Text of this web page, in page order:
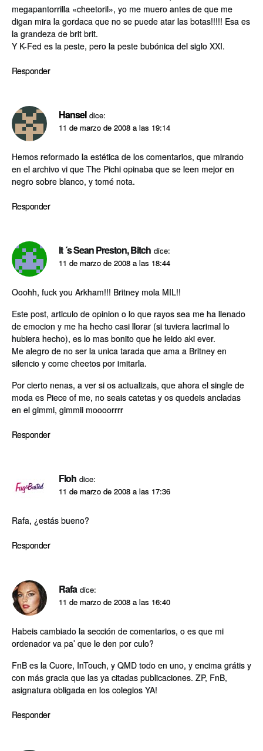
megapantorrilla «cheetoril», yo me muero antes de que me
digan mira la gordaca que no se puede atar las botas!!!!! Esa es
la grandeza de brit brit.
Y K-Fed es la peste, pero la peste bubónica del siglo XXI.
Responder
Hansel dice:
11 de marzo de 2008 a las 19:14
Hemos reformado la estética de los comentarios, que mirando
en el archivo vi que The Pichi opinaba que se leen mejor en
negro sobre blanco, y tomé nota.
Responder
It ´s Sean Preston, Bitch dice:
11 de marzo de 2008 a las 18:44
Ooohh, fuck you Arkham!!! Britney mola MIL!!
Este post, articulo de opinion o lo que rayos sea me ha llenado
de emocion y me ha hecho casi llorar (si tuviera lacrimal lo
hubiera hecho), es lo mas bonito que he leido aki ever.
Me alegro de no ser la unica tarada que ama a Britney en
silencio y come cheetos por imitarla.
Por cierto nenas, a ver si os actualizais, que ahora el single de
moda es Piece of me, no seais catetas y os quedeis ancladas
en el gimmi, gimmii moooorrrr
Responder
Floh dice:
11 de marzo de 2008 a las 17:36
Rafa, ¿estás bueno?
Responder
Rafa dice:
11 de marzo de 2008 a las 16:40
Habeis cambiado la sección de comentarios, o es que mi
ordenador va pa’ que le den por culo?
FnB es la Cuore, InTouch, y QMD todo en uno, y encima grátis y
con más gracia que las ya citadas publicaciones. ZP, FnB,
asignatura obligada en los colegios YA!
Responder